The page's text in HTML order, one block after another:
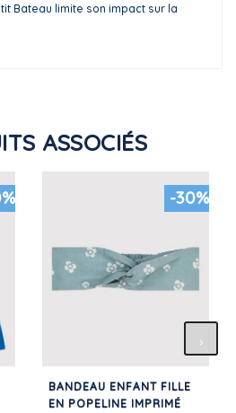
Bateau limite son impact sur la
ASSOCIÉS
-30%
BANDEAU ENFANT FILLE
EN POPELINE IMPRIMÉ